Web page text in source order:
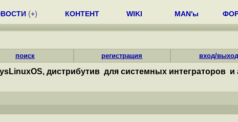
(+) КОНТЕНТ WIKI MAN'ы
поиск регистрация вход/выход
дистрибутив для системных интеграторов